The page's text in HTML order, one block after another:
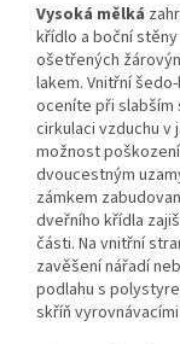
Vysoká mělká
křídlo a boční
ošetřených
lakem. Vnitřní
oceníte při
cirkulaci vzduchu v
možnost
dvoucestným
zámkem
dveřního křídla
části. Na vnitřní
zavěšení nářadí
podlahu s
skříň